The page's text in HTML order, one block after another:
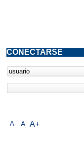
A- A A+
CONECTARSE